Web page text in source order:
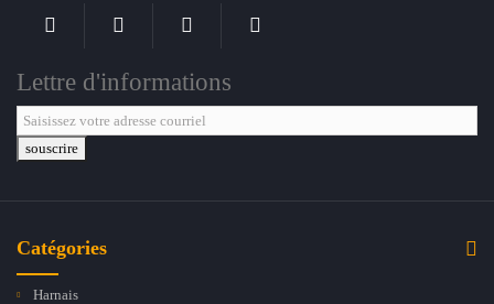
Lettre d'informations
souscrire
Catégories
Harnais